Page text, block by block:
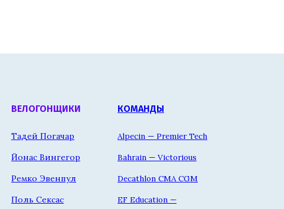
ВЕЛОГОНЩИКИ
Тадей Погачар
Йонас Вингегор
Ремко Эвенпул
Поль Сексас
КОМАНДЫ
Alpecin — Premier Tech
Bahrain — Victorious
Decathlon CMA CGM
EF Education —